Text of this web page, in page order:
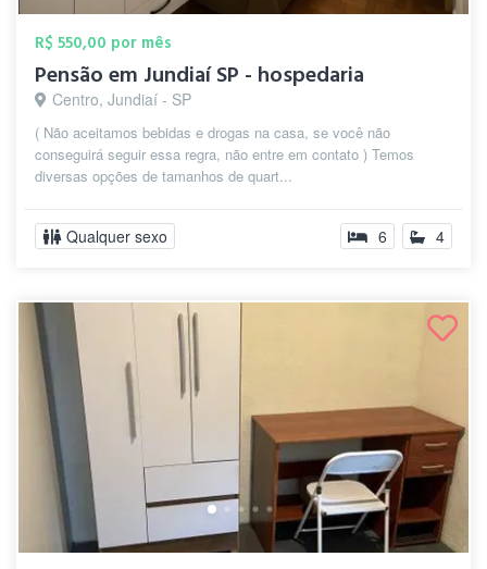
R$ 550,00 por mês
Pensão em Jundiaí SP - hospedaria
Centro, Jundiaí - SP
( Não aceitamos bebidas e drogas na casa, se você não
conseguirá seguir essa regra, não entre em contato ) Temos
diversas opções de tamanhos de quart...
Qualquer sexo 6 4